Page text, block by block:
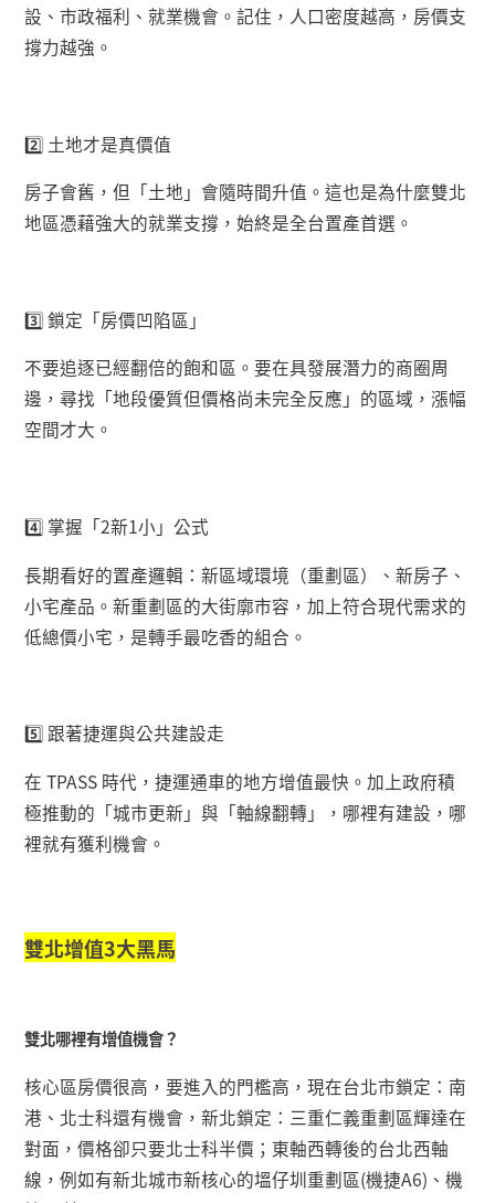
設、市政福利、就業機會。記住，人口密度越高，房價支
撐力越強。
2️ 土地才是真價值
房子會舊，但「土地」會隨時間升值。這也是為什麼雙北
地區憑藉強大的就業支撐，始終是全台置產首選。
3️鎖定「房價凹陷區」
不要追逐已經翻倍的飽和區。要在具發展潛力的商圈周
邊，尋找「地段優質但價格尚未完全反應」的區域，漲幅
空間才大。
4️ 掌握「2新1小」公式
長期看好的置產邏輯：新區域環境（重劃區）、新房子、
小宅產品。新重劃區的大街廓市容，加上符合現代需求的
低總價小宅，是轉手最吃香的組合。
5️ 跟著捷運與公共建設走
在 TPASS 時代，捷運通車的地方增值最快。加上政府積
極推動的「城市更新」與「軸線翻轉」，哪裡有建設，哪
裡就有獲利機會。
雙北增值3大黑馬
雙北哪裡有增值機會？
核心區房價很高，要進入的門檻高，現在台北市鎖定：南
港、北士科還有機會，新北鎖定：三重仁義重劃區輝達在
對面，價格卻只要北士科半價；東軸西轉後的台北西軸
線，例如有新北城市新核心的塭仔圳重劃區(機捷A6) 、機